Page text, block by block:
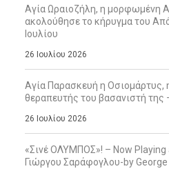
Αγία Ωραιοζήλη, η μορφωμένη
ακολούθησε το κήρυγμα του
Ιουλίου
26 Ιουλίου 2026
Αγία Παρασκευή η Οσιομάρτυς,
θεραπευτής του βασανιστή της
26 Ιουλίου 2026
«Σινέ ΟΛΥΜΠΟΣ»! – Now Playing
Γιώργου Σαράφογλου-by